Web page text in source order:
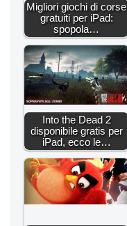
Migliori giochi di corse
gratuiti per iPad:
spopola…
Into the Dead 2
disponibile gratis per
iPad, ecco le…